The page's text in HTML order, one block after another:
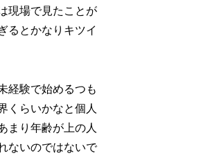
現場で見たことが
るとかなりキツイ
経験で始めるつも
くらいかなと個人
まり年齢が上の人
ないのではないで